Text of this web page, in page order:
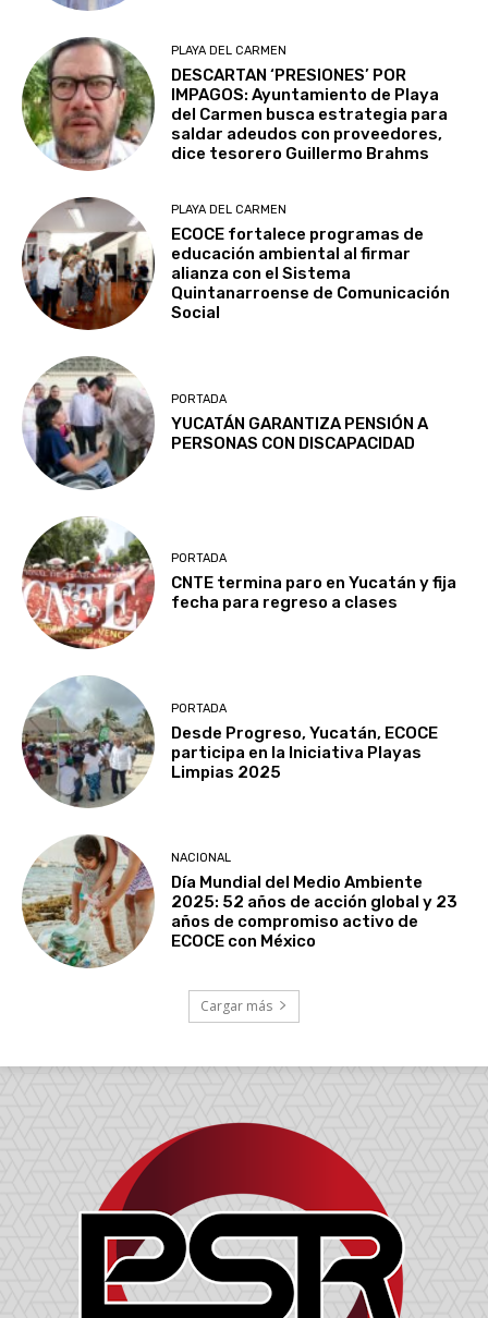
PLAYA DEL CARMEN
DESCARTAN ‘PRESIONES’ POR
IMPAGOS: Ayuntamiento de Playa
del Carmen busca estrategia para
saldar adeudos con proveedores,
dice tesorero Guillermo Brahms
PLAYA DEL CARMEN
ECOCE fortalece programas de
educación ambiental al firmar
alianza con el Sistema
Quintanarroense de Comunicación
Social
PORTADA
YUCATÁN GARANTIZA PENSIÓN A
PERSONAS CON DISCAPACIDAD
PORTADA
CNTE termina paro en Yucatán y fija
fecha para regreso a clases
PORTADA
Desde Progreso, Yucatán, ECOCE
participa en la Iniciativa Playas
Limpias 2025
NACIONAL
Día Mundial del Medio Ambiente
2025: 52 años de acción global y 23
años de compromiso activo de
ECOCE con México
Cargar más